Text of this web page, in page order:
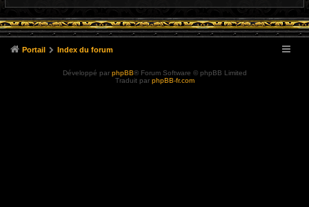
Portail Index du forum
Développé par phpBB® Forum Software © phpBB Limited
Traduit par phpBB-fr.com